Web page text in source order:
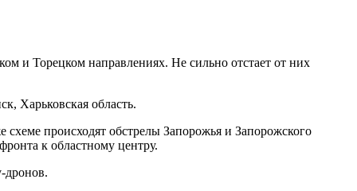
и Торецком направлениях. Не сильно отстает от них
Харьковская область.
происходят обстрелы Запорожья и Запорожского
к областному центру.
дронов.